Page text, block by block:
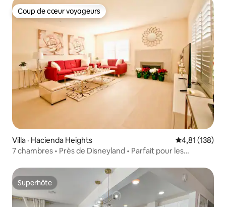
Coup de cœur voyageurs
Coup de cœur voyageurs
Villa · Hacienda Heights Note
4,81 (138)
7 chambres • Près de Disneyland • Parfait pour les
Superhôte
Superhôte